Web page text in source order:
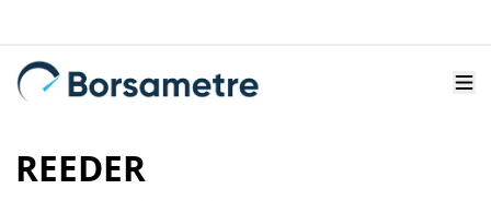
REEDER